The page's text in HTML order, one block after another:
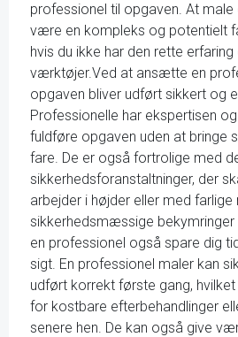
professionel til opgaven. At male
være en kompleks og potentielt
hvis du ikke har den rette
værktøjer.Ved at ansætte en
opgaven bliver udført sikkert og
Professionelle har ekspertisen
fuldføre opgaven uden at bringe
fare. De er også fortrolige med
sikkerhedsforanstaltninger, der
arbejder i højder eller med
sikkerhedsmæssige
en professionel også spare dig
sigt. En professionel maler kan
udført korrekt første gang,
for kostbare efterbehandlinger
senere hen. De kan også give